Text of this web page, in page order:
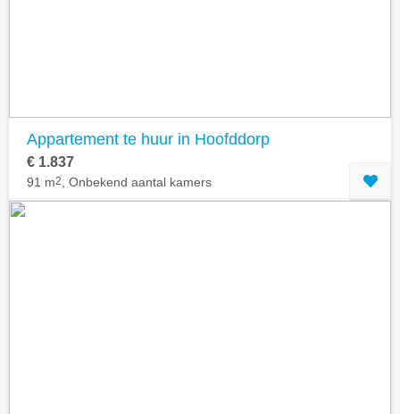
Appartement te huur in Hoofddorp
€ 1.837
91 m2 , Onbekend aantal kamers